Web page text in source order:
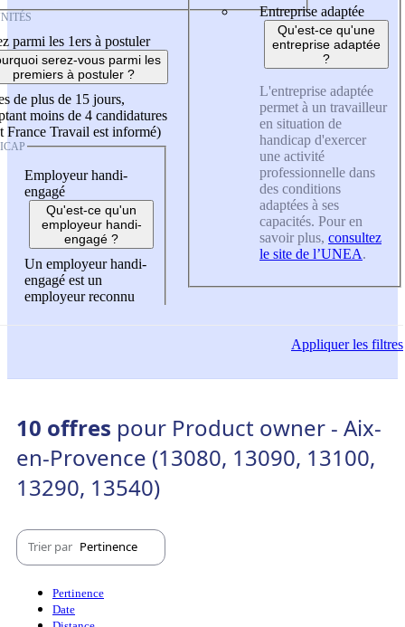
parmi les 1ers à postuler
serez-vous parmi les
premiers à postuler ?
de plus de 15 jours,
moins de 4 candidatures
France Travail est informé)
Employeur handi-
engagé
Qu'est-ce qu'un
employeur handi-
engagé ?
Un employeur handi-
engagé est un
employeur reconnu
Entreprise adaptée
Qu'est-ce qu'une
entreprise adaptée
?
L'entreprise adaptée
permet à un travailleur
en situation de
handicap d'exercer
une activité
professionnelle dans
des conditions
adaptées à ses
capacités. Pour en
savoir plus, consultez
le site de l’UNEA.
Appliquerles filtres
10 offres pour Product owner - Aix-
en-Provence (13080, 13090, 13100,
13290, 13540)
Trier par Pertinence
Pertinence
Date